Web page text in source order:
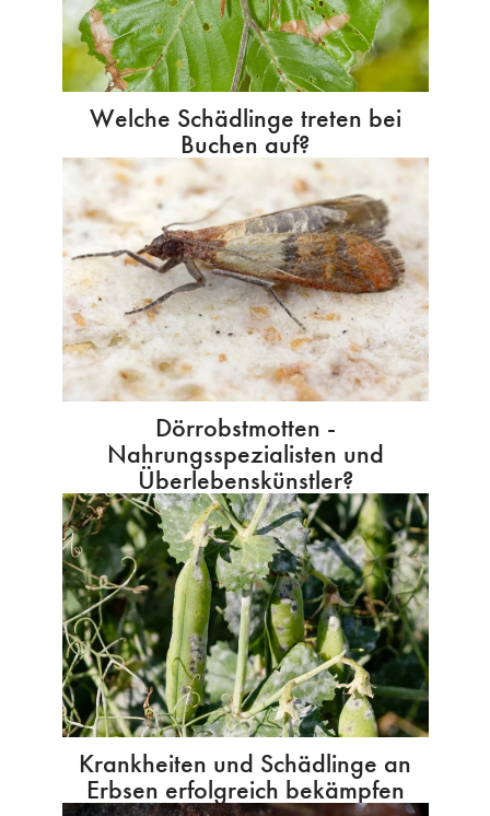
Welche Schädlinge treten bei
Buchen auf?
Dörrobstmotten -
Nahrungsspezialisten und
Überlebenskünstler?
Krankheiten und Schädlinge an
Erbsen erfolgreich bekämpfen